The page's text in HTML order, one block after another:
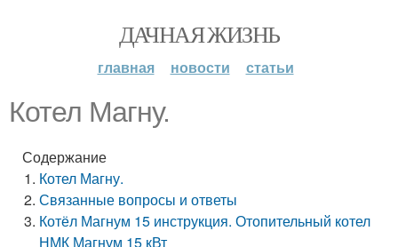
ДАЧНАЯ ЖИЗНЬ
главная новости статьи
Котел Магну.
Содержание
Котел Магну.
Связанные вопросы и ответы
Котёл Магнум 15 инструкция. Отопительный котел
НМК Магнум 15 кВт